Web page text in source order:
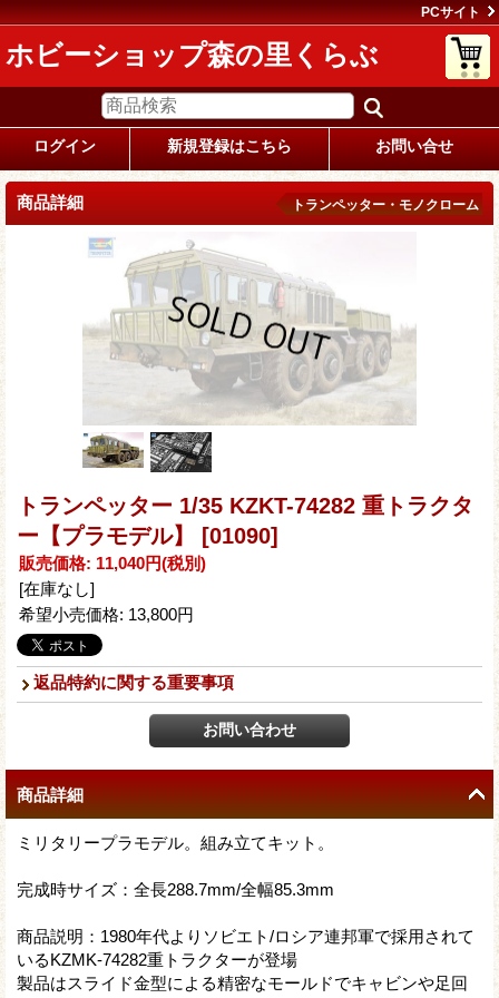
PCサイト
ホビーショップ森の里くらぶ
ログイン 新規登録はこちら お問い合せ
商品詳細 トランペッター・モノクローム
トランペッター 1/35 KZKT-74282 重トラクタ
ー【プラモデル】
[01090]
販売価格: 11,040円(税別)
[在庫なし]
希望小売価格: 13,800円
返品特約に関する重要事項
商品詳細
ミリタリープラモデル。組み立てキット。
完成時サイズ：全長288.7mm/全幅85.3mm
商品説明：1980年代よりソビエト/ロシア連邦軍で採用されて
いるKZMK-74282重トラクターが登場
製品はスライド金型による精密なモールドでキャビンや足回